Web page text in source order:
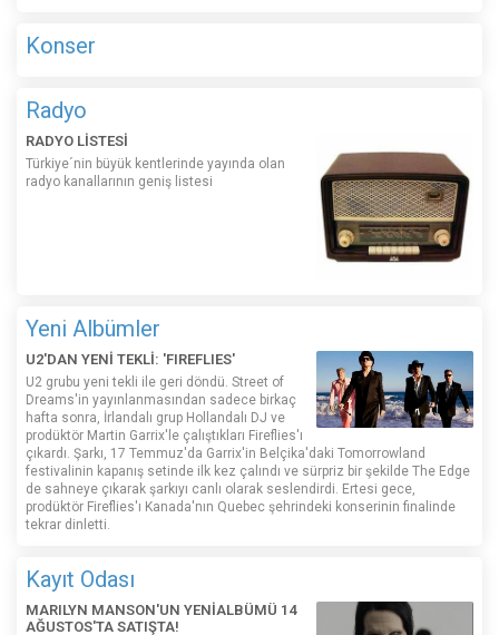
Konser
Radyo
RADYO LİSTESİ
Türkiye´nin büyük kentlerinde yayında olan
radyo kanallarının geniş listesi
Yeni Albümler
U2'DAN YENİ TEKLİ: 'FIREFLIES'
U2 grubu yeni tekli ile geri döndü. Street of
Dreams'in yayınlanmasından sadece birkaç
hafta sonra, İrlandalı grup Hollandalı DJ ve
prodüktör Martin Garrix'le çalıştıkları Fireflies'ı
çıkardı. Şarkı, 17 Temmuz'da Garrix'in Belçika'daki Tomorrowland
festivalinin kapanış setinde ilk kez çalındı ​​ve sürpriz bir şekilde The Edge
de sahneye çıkarak şarkıyı canlı olarak seslendirdi. Ertesi gece,
prodüktör Fireflies'ı Kanada'nın Quebec şehrindeki konserinin finalinde
tekrar dinletti.
Kayıt Odası
MARILYN MANSON'UN YENİALBÜMÜ 14
AĞUSTOS'TA SATIŞTA!